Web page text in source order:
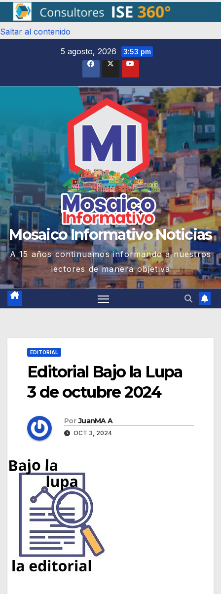
Saltar al contenido
5 agosto, 2026
3:53 pm
Mosaico Informativo Noticias
A 15 años continuamos informando a nuestros
lectores de manera objetiva
EDITORIAL
Editorial Bajo la Lupa
3 de octubre 2024
Por JuanMA A
OCT 3, 2024